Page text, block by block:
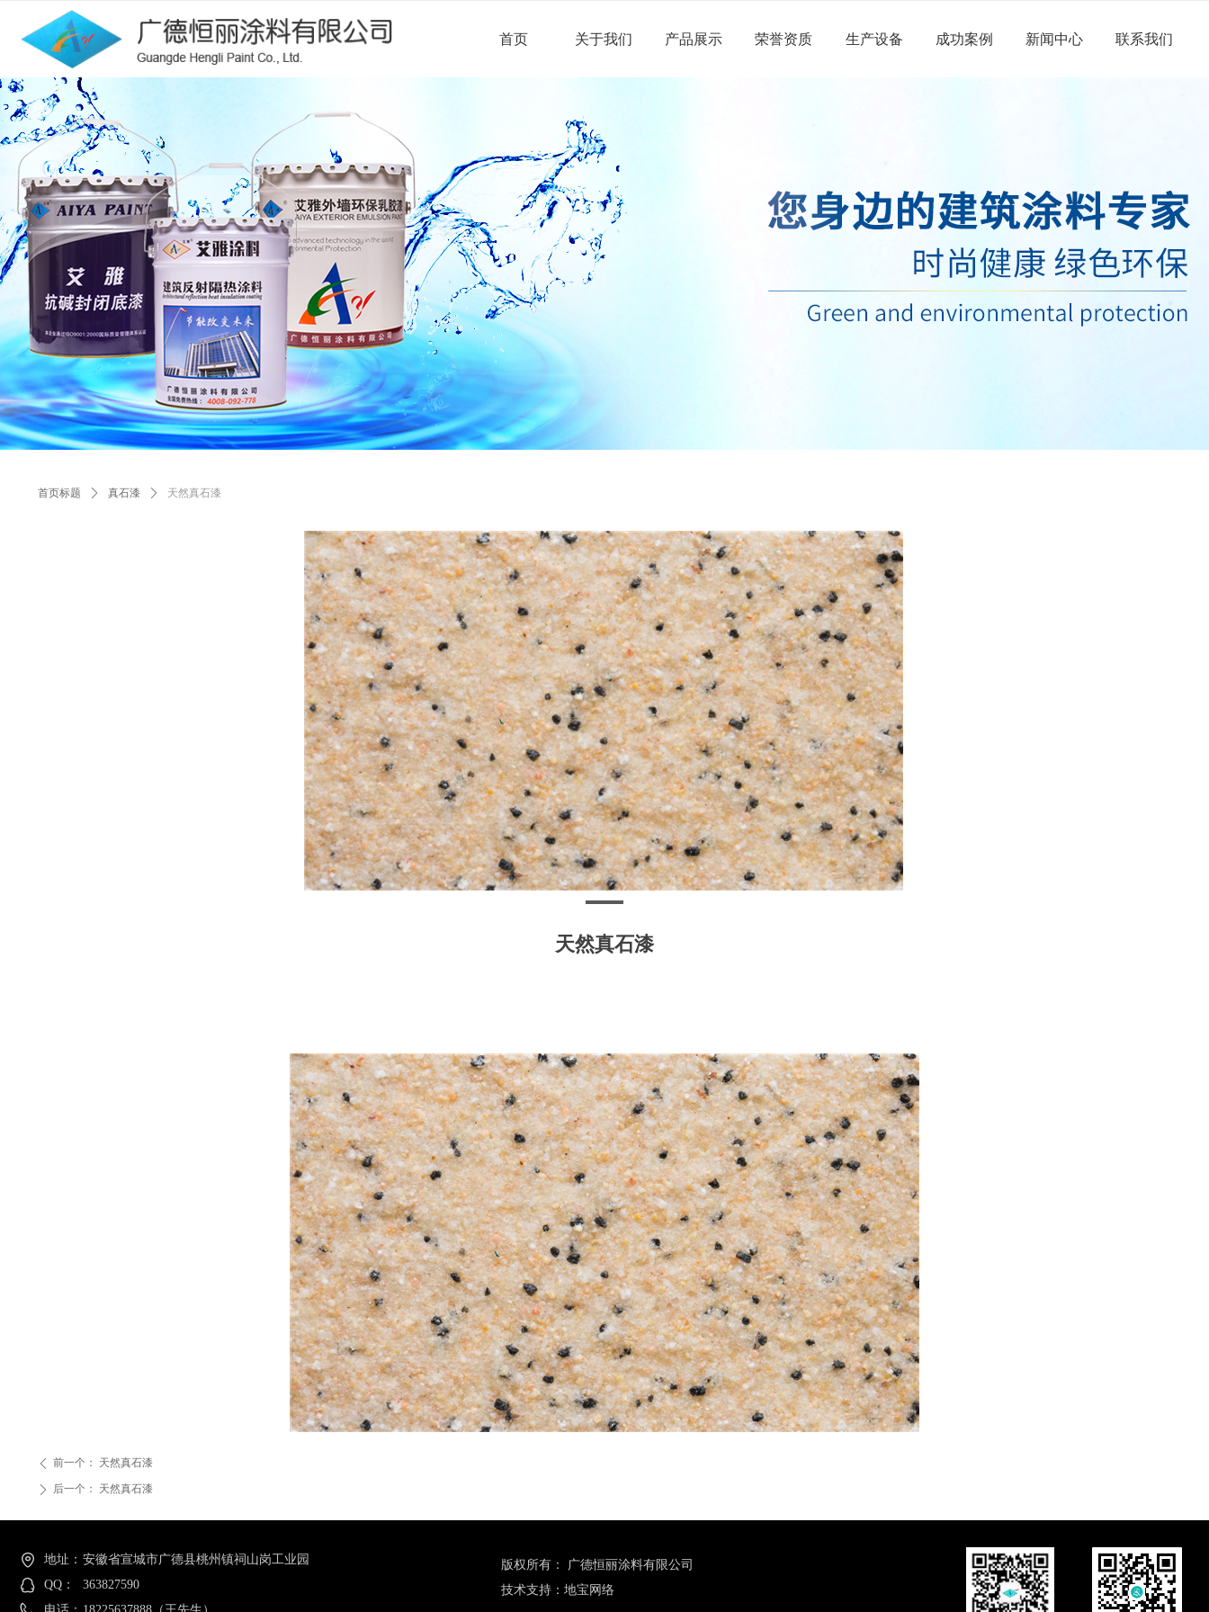
首页 关于我们 产品展示 荣誉资质 生产设备 成功案例 新闻中心 联系我们
首页标题 ꄲ 真石漆 ꄲ 天然真石漆
天然真石漆
ꄴ 前一个： 天然真石漆
ꄲ 后一个： 天然真石漆
版权所有： 广德恒丽涂料有限公司
技术支持： 地宝网络
地址： 安徽省宣城市广德县桃州镇祠山岗工业园
QQ：
363827590